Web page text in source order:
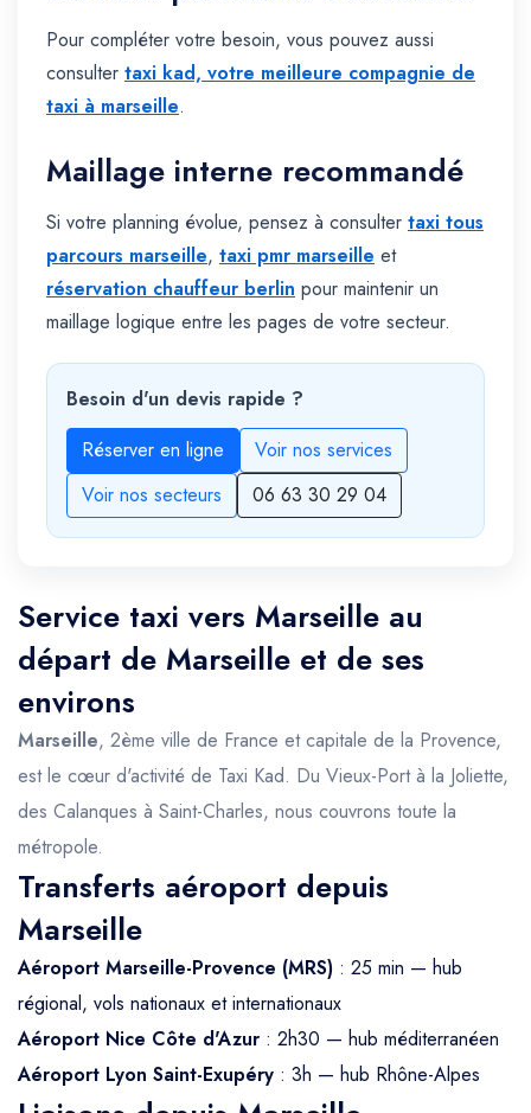
Pour compléter votre besoin, vous pouvez aussi
consulter taxi kad, votre meilleure compagnie de
taxi à marseille.
Maillage interne recommandé
Si votre planning évolue, pensez à consulter taxi tous
parcours marseille, taxi pmr marseille et
réservation chauffeur berlin pour maintenir un
maillage logique entre les pages de votre secteur.
Besoin d'un devis rapide ?
Réserver en ligne
Voir nos services
Voir nos secteurs
06 63 30 29 04
Service taxi vers Marseille au
départ de Marseille et de ses
environs
Marseille, 2ème ville de France et capitale de la Provence,
est le cœur d'activité de Taxi Kad. Du Vieux-Port à la Joliette,
des Calanques à Saint-Charles, nous couvrons toute la
métropole.
Transferts aéroport depuis
Marseille
Aéroport Marseille-Provence (MRS) : 25 min — hub
régional, vols nationaux et internationaux
Aéroport Nice Côte d'Azur : 2h30 — hub méditerranéen
Aéroport Lyon Saint-Exupéry : 3h — hub Rhône-Alpes